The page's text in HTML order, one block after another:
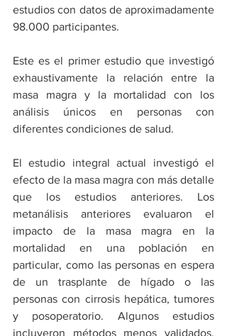
estudios con datos de aproximadamente
98.000 participantes.
Este es el primer estudio que investigó
exhaustivamente la relación entre la
masa magra y la mortalidad con los
análisis únicos en personas con
diferentes condiciones de salud.
El estudio integral actual investigó el
efecto de la masa magra con más detalle
que los estudios anteriores. Los
metanálisis anteriores evaluaron el
impacto de la masa magra en la
mortalidad en una población en
particular, como las personas en espera
de un trasplante de hígado o las
personas con cirrosis hepática, tumores
y posoperatorio. Algunos estudios
incluyeron métodos menos validados,